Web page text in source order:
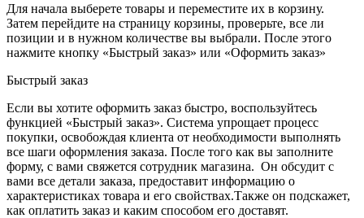
Для начала выберете товары и переместите их в корзину.
Затем перейдите на страницу корзины, проверьте, все ли
позиции и в нужном количестве вы выбрали. После этого
нажмите кнопку «Быстрый заказ» или «Оформить заказ»
Быстрый заказ
Если вы хотите оформить заказ быстро, воспользуйтесь
функцией «Быстрый заказ». Система упрощает процесс
покупки, освобождая клиента от необходимости выполнять
все шаги оформления заказа. После того как вы заполните
форму, с вами свяжется сотрудник магазина. Он обсудит с
вами все детали заказа, предоставит информацию о
характеристиках товара и его свойствах.Также он подскажет,
как оплатить заказ и каким способом его доставят.